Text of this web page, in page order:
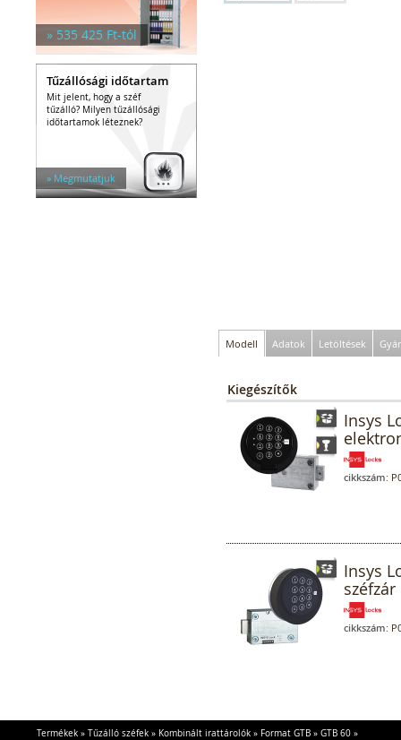
» 535 425 Ft-tól
Tűzállósági időtartam
Mit jelent, hogy a széf
tűzálló? Milyen tűzállósági
időtartamok léteznek?
» Megmutatjuk
Modell Adatok Letöltések
Kiegészítők
Insys
cikkszám:
Insys
cikkszám:
Termékek» Tűzálló széfek» Kombinált irattárolók» Format GTB» GTB 60»